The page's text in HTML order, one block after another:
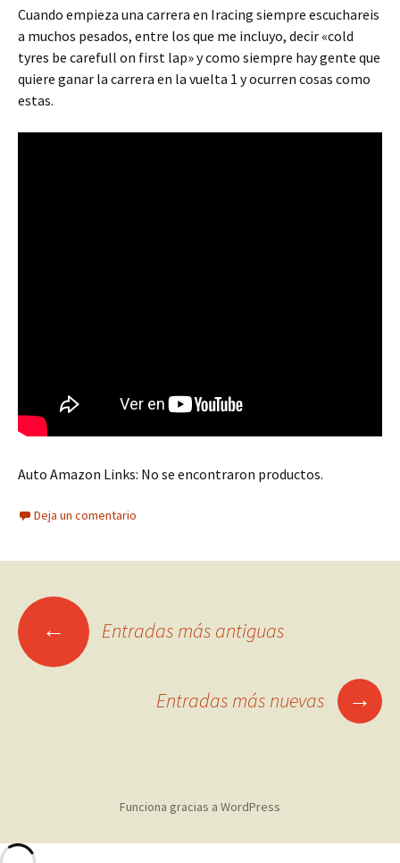
Cuando empieza una carrera en Iracing siempre escuchareis
a muchos pesados, entre los que me incluyo, decir «cold
tyres be carefull on first lap» y como siempre hay gente que
quiere ganar la carrera en la vuelta 1 y ocurren cosas como
estas.
Auto Amazon Links: No se encontraron productos.
Deja un comentario
Ir
entradas
← Entradas más antiguas
Entradas más nuevas →
Funciona gracias a WordPress